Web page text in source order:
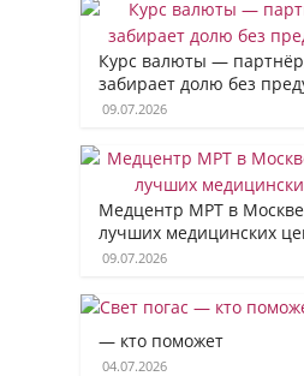
Курс валюты —
забирает долю без
09.07.2026
Медцентр МРТ в
лучших медицинских
09.07.2026
— кто поможет
04.07.2026